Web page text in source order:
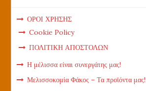
ΟΡΟΙ ΧΡΗΣΗΣ
Cookie Policy
ΠΟΛΙΤΙΚΗ ΑΠΟΣΤΟΛΩΝ
Η μέλισσα είναι συνεργάτης μας!
Μελισσοκομία Φάκος – Τα προϊόντα μας!